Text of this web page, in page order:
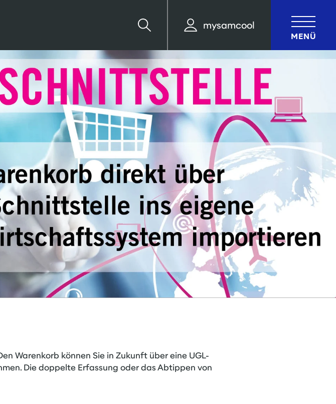
Suche
mysamcool
MENÜ
Warenkorb können Sie in Zukunft über eine UGL-
Die doppelte Erfassung oder das Abtippen von